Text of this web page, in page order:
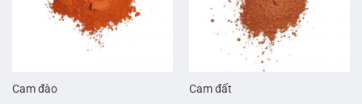
Cam đào Cam đất